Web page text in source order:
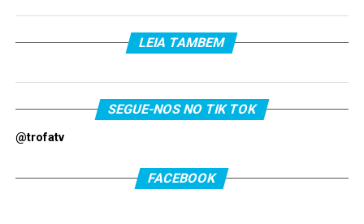
LEIA TAMBEM
SEGUE-NOS NO TIK TOK
@trofatv
FACEBOOK